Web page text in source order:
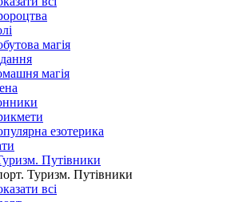
магія
магія
езотерика
Путівники
Туризм. Путівники
всі